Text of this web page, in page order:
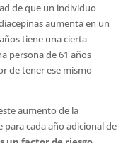
de que un individuo
aumenta en un
tiene una cierta
persona de 61 años
de tener ese mismo
aumento de la
cada año adicional de